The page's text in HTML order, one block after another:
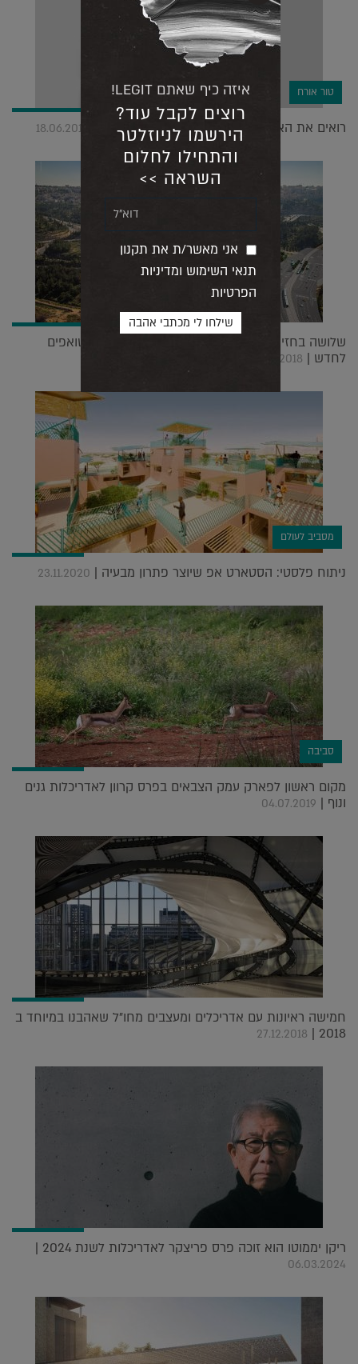
טור אורח
רואים את האור | טור אורח – אדריכל גיא ארליך | 18.06.2018
שלושה בחזית אחת: קולקר-קולקר-אפשטיין עדיין שואפים
לחדש | 24.05.2018
מסביב לעולם
ניתוח פלסטי: הסטארט אפ שיוצר פתרון מבעיה | 23.11.2020
סביבה
מקום ראשון לפארק עמק הצבאים בפרס קרוון לאדריכלות גנים
ונוף | 04.07.2019
חמישה ראיונות עם אדריכלים ומעצבים מחו"ל שאהבנו במיוחד ב
2018 |
27.12.2018
ריקן יממוטו הוא זוכה פרס פריצקר לאדריכלות לשנת 2024 |
06.03.2024
איזה כיף שאתם LEGIT!
רוצים לקבל עוד?
הירשמו לניוזלטר
והתחילו לחלום
השראה >>
אני מאשר/ת את תקנון
תנאי השימוש ומדיניות
הפרטיות